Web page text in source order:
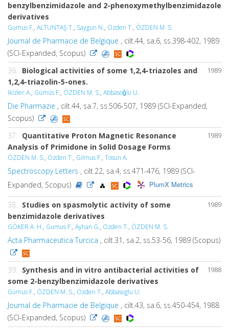
benzylbenzimidazole and 2-phenoxymethylbenzimidazole
derivatives
Gumus F., ALTUNTAŞ T., Saygun N., Ozden T., ÖZDEN M. S.
Journal de Pharmacie de Belgique , cilt.44, sa.6, ss.398-402, 1989
(SCI-Expanded, Scopus)
1989
36. Biological activities of some 1,2,4-triazoles and
1,2,4-triazolin-5-ones.
Ikízler A., Gümüs F., ÖZDEN M. S., Abbasoǧlu U.
Die Pharmazie , cilt.44, sa.7, ss.506-507, 1989 (SCI-Expanded,
Scopus)
1989
37. Quantitative Proton Magnetic Resonance
Analysis of Primidone in Solid Dosage Forms
ÖZDEN M. S., Ozden T., Gilmus F., Tosun A.
Spectroscopy Letters , cilt.22, sa.4, ss.471-476, 1989 (SCI-
Expanded, Scopus)
PlumX Metrics
1989
38. Studies on spasmolytic activity of some
benzimidazole derivatives
GÖKER A. H., Gumus F., Ayhan G., Ozden T., ÖZDEN M. S.
Acta Pharmaceutica Turcica , cilt.31, sa.2, ss.53-56, 1989 (Scopus)
1988
39. Synthesis and in vitro antibacterial activities of
some 2-benzylbenzimidazole derivatives
Gumus F., ÖZDEN M. S., Ozden T., Abbasoglu U.
Journal de Pharmacie de Belgique , cilt.43, sa.6, ss.450-454, 1988
(SCI-Expanded, Scopus)